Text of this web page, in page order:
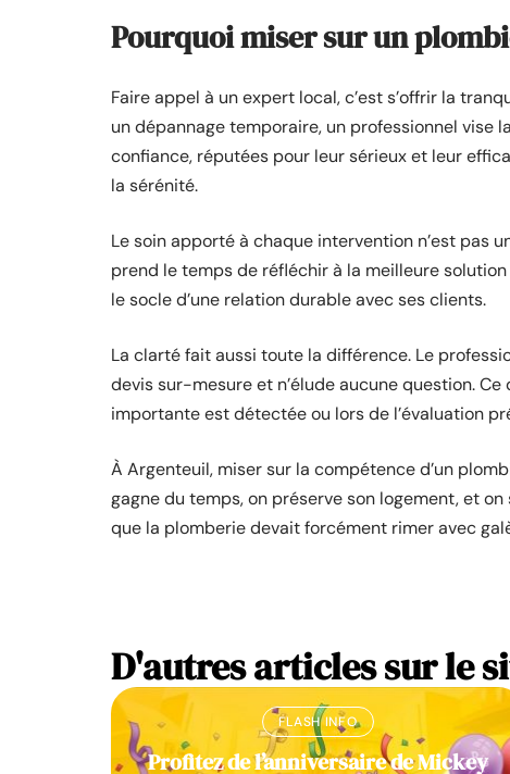
Pourquoi miser sur un
Faire appel à un expert local, c’est s’offrir la
un dépannage temporaire, un professionnel vise
confiance, réputées pour leur sérieux et leur
la sérénité.
Le soin apporté à chaque intervention n’est pas
prend le temps de réfléchir à la meilleure
le socle d’une relation durable avec ses clients.
La clarté fait aussi toute la différence. Le
devis sur-mesure et n’élude aucune question.
importante est détectée ou lors de l’évaluation
À Argenteuil, miser sur la compétence d’un
gagne du temps, on préserve son logement, et
que la plomberie devait forcément rimer avec
D'autres articles sur le
FLASH INFO
Profitez de l’anniversaire de Mickey